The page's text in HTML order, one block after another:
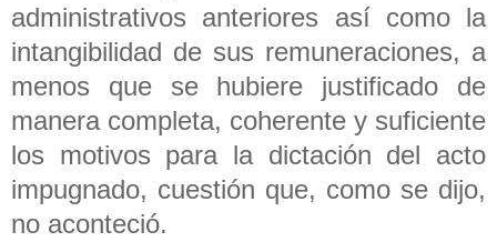
administrativos anteriores así como la
intangibilidad de sus remuneraciones, a
menos que se hubiere justificado de
manera completa, coherente y suficiente
los motivos para la dictación del acto
impugnado, cuestión que, como se dijo,
no aconteció.